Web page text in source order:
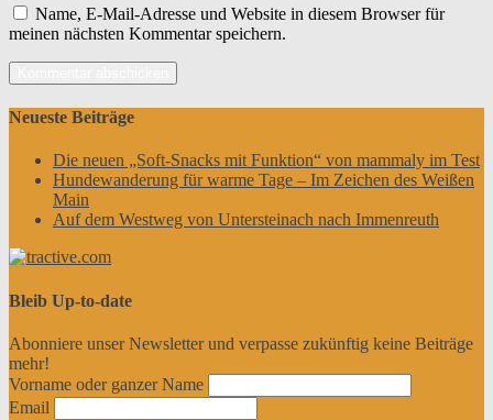
Name, E-Mail-Adresse und Website in diesem Browser für
meinen nächsten Kommentar speichern.
Neueste Beiträge
Die neuen „Soft-Snacks mit Funktion“ von mammaly im Test
Hundewanderung für warme Tage – Im Zeichen des Weißen
Main
Auf dem Westweg von Untersteinach nach Immenreuth
Bleib Up-to-date
Abonniere unser Newsletter und verpasse zukünftig keine Beiträge
mehr!
Vorname oder ganzer Name
Email